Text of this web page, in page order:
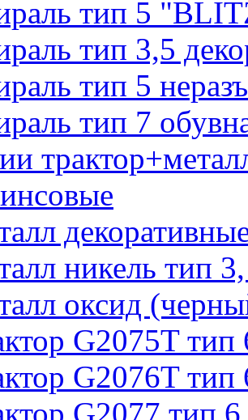
тип 5
тип 3,5
тип 5
тип 7
никель тип
оксид
G2075T тип
G2076T тип
G2077 тип 6